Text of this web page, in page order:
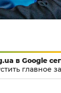
в Google
главное